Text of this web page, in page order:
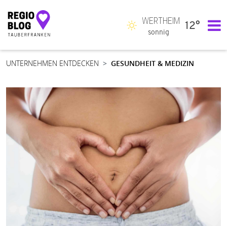
Hauptnavigation
WERTHEIM
sonnig
12°
UNTERNEHMEN ENTDECKEN GESUNDHEIT & MEDIZIN